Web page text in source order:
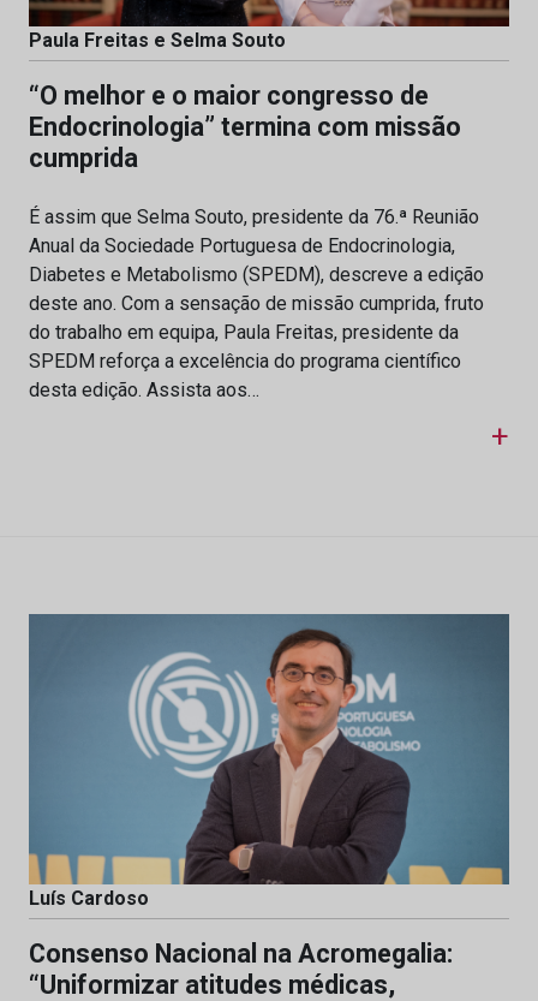
Paula Freitas e Selma Souto
“O melhor e o maior congresso de
Endocrinologia” termina com missão
cumprida
É assim que Selma Souto, presidente da 76.ª Reunião
Anual da Sociedade Portuguesa de Endocrinologia,
Diabetes e Metabolismo (SPEDM), descreve a edição
deste ano. Com a sensação de missão cumprida, fruto
do trabalho em equipa, Paula Freitas, presidente da
SPEDM reforça a excelência do programa científico
desta edição. Assista aos…
+
Luís Cardoso
Consenso Nacional na Acromegalia:
“Uniformizar atitudes médicas,